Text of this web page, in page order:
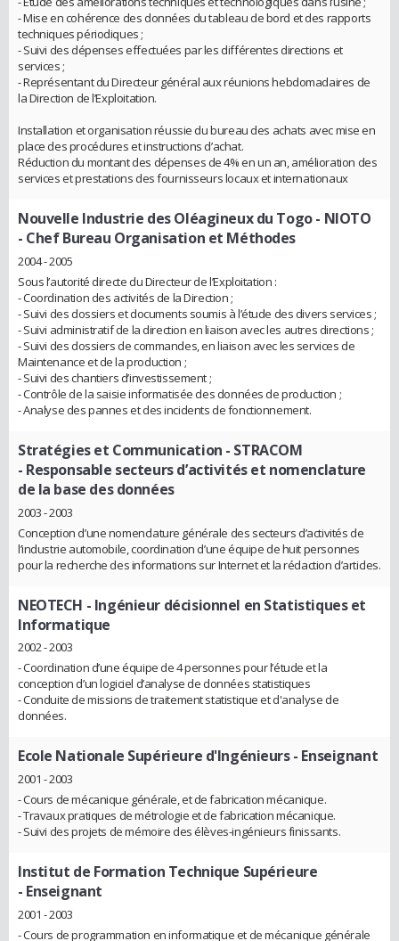
- Mise en cohérence des données du tableau de bord et des rapports
techniques périodiques ;
- Suivi des dépenses effectuées par les différentes directions et
services ;
- Représentant du Directeur général aux réunions hebdomadaires de
la Direction de l’Exploitation.
Installation et organisation réussie du bureau des achats avec mise en
place des procédures et instructions d’achat.
Réduction du montant des dépenses de 4% en un an, amélioration des
services et prestations des fournisseurs locaux et internationaux
Nouvelle Industrie des Oléagineux du Togo - NIOTO
- Chef Bureau Organisation et Méthodes
2004 - 2005
Sous l’autorité directe du Directeur de l’Exploitation :
- Coordination des activités de la Direction ;
- Suivi des dossiers et documents soumis à l’étude des divers services ;
- Suivi administratif de la direction en liaison avec les autres directions ;
- Suivi des dossiers de commandes, en liaison avec les services de
Maintenance et de la production ;
- Suivi des chantiers d’investissement ;
- Contrôle de la saisie informatisée des données de production ;
- Analyse des pannes et des incidents de fonctionnement.
Stratégies et Communication - STRACOM
- Responsable secteurs d’activités et nomenclature
de la base des données
2003 - 2003
Conception d’une nomenclature générale des secteurs d’activités de
l’industrie automobile, coordination d’une équipe de huit personnes
pour la recherche des informations sur Internet et la rédaction d’articles.
NEOTECH - Ingénieur décisionnel en Statistiques et
Informatique
2002 - 2003
- Coordination d’une équipe de 4 personnes pour l’étude et la
conception d’un logiciel d’analyse de données statistiques
- Conduite de missions de traitement statistique et d'analyse de
données.
Ecole Nationale Supérieure d'Ingénieurs- Enseignant
2001 - 2003
- Cours de mécanique générale, et de fabrication mécanique.
- Travaux pratiques de métrologie et de fabrication mécanique.
- Suivi des projets de mémoire des élèves-ingénieurs finissants.
Institut de Formation Technique Supérieure
- Enseignant
2001 - 2003
- Cours de programmation en informatique et de mécanique générale